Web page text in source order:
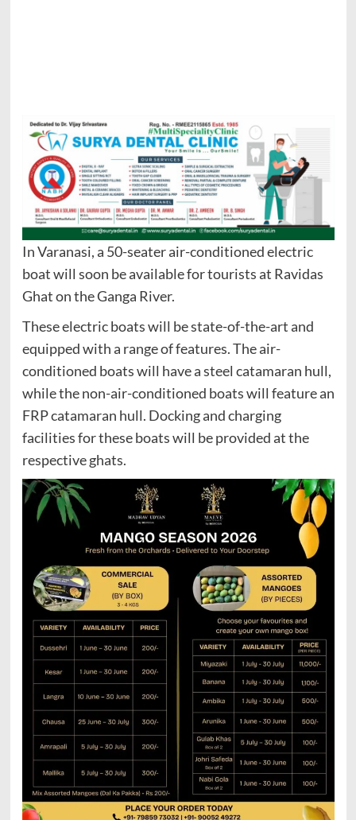
In Varanasi, a 50-seater air-conditioned electric
boat will soon be available for tourists at Ravidas
Ghat on the Ganga River.
These electric boats will be state-of-the-art and
equipped with a range of features. The air-
conditioned boats will have a steel catamaran hull,
while the non-air-conditioned boats will feature an
FRP catamaran hull. Docking and charging
facilities for these boats will be provided at the
respective ghats.